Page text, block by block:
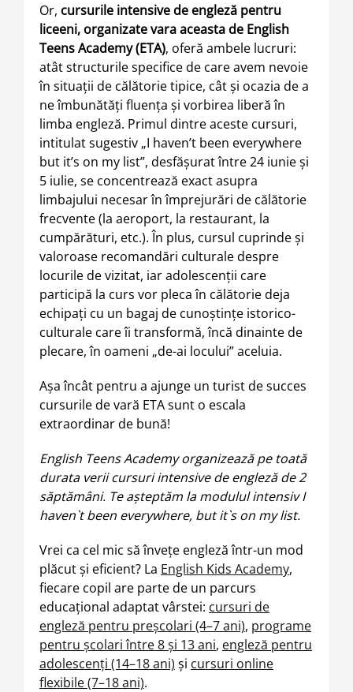
Or, cursurile intensive de engleză pentru
liceeni, organizate vara aceasta de English
Teens Academy (ETA), oferă ambele lucruri:
atât structurile specifice de care avem nevoie
în situaţii de călătorie tipice, cât şi ocazia de a
ne îmbunătăţi fluenţa şi vorbirea liberă în
limba engleză. Primul dintre aceste cursuri,
intitulat sugestiv „I haven’t been everywhere
but it’s on my list”, desfăşurat între 24 iunie şi
5 iulie, se concentrează exact asupra
limbajului necesar în împrejurări de călătorie
frecvente (la aeroport, la restaurant, la
cumpărături, etc.). În plus, cursul cuprinde şi
valoroase recomandări culturale despre
locurile de vizitat, iar adolescenţii care
participă la curs vor pleca în călătorie deja
echipaţi cu un bagaj de cunoştinţe istorico-
culturale care îi transformă, încă dinainte de
plecare, în oameni „de-ai locului” aceluia.
Aşa încât pentru a ajunge un turist de succes
cursurile de vară ETA sunt o escala
extraordinar de bună!
English Teens Academy organizează pe toată
durata verii cursuri intensive de engleză de 2
săptămâni. Te așteptăm la modulul intensiv I
haven`t been everywhere, but it`s on my list.
Vrei ca cel mic să învețe engleză într-un mod
plăcut și eficient? La English Kids Academy,
fiecare copil are parte de un parcurs
educațional adaptat vârstei: cursuri de
engleză pentru preșcolari (4–7 ani), programe
pentru școlari între 8 și 13 ani, engleză pentru
adolescenți (14–18 ani) și cursuri online
flexibile (7–18 ani).